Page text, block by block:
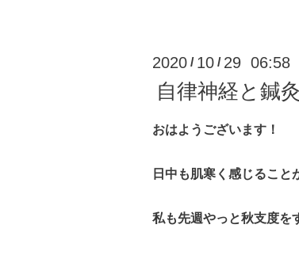
2020 / 10 / 29 06:58
自律神経と鍼灸
おはようございます！
日中も肌寒く感じること
私も先週やっと秋支度を